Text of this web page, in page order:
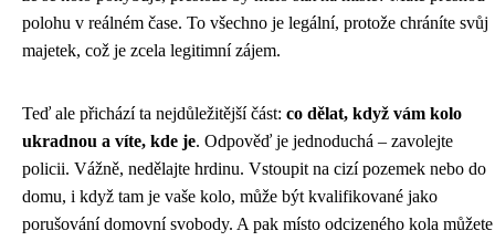
polohu v reálném čase. To všechno je legální, protože chráníte svůj
majetek, což je zcela legitimní zájem.
Teď ale přichází ta nejdůležitější část: co dělat, když vám kolo
ukradnou a víte, kde je. Odpověď je jednoduchá – zavolejte
policii. Vážně, nedělajte hrdinu. Vstoupit na cizí pozemek nebo do
domu, i když tam je vaše kolo, může být kvalifikované jako
porušování domovní svobody. A pak místo odcizeného kola můžete